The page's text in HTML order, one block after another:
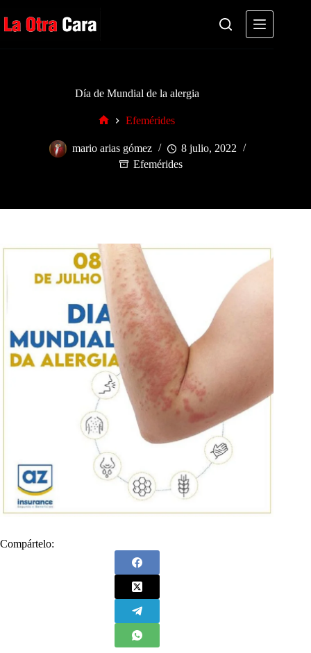
al
contenido
Día de Mundial de la alergia
Efemérides
mario arias gómez
8 julio, 2022
Efemérides
Compártelo: